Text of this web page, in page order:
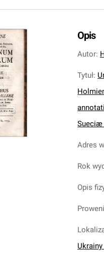
Opis
Autor:
Tytuł:
Sueciæ
Adres
Rok
Opis